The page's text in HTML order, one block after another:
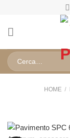
contenuti
Cerca:
HOME /